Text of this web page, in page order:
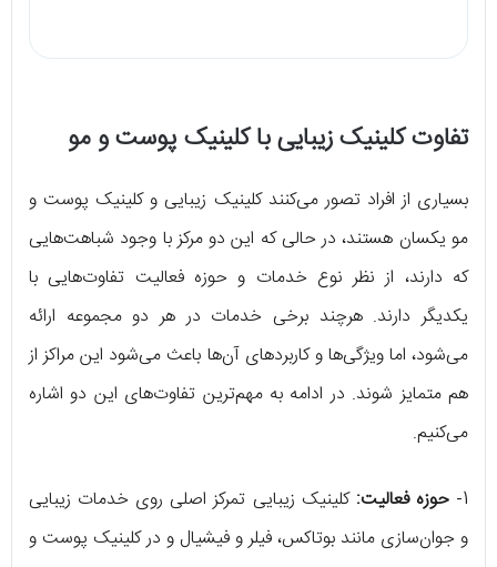
تفاوت کلینیک زیبایی با کلینیک پوست و مو
بسیاری از افراد تصور می‌کنند کلینیک زیبایی و کلینیک پوست و
مو یکسان هستند، در حالی که این دو مرکز با وجود شباهت‌هایی
که دارند، از نظر نوع خدمات و حوزه فعالیت تفاوت‌هایی با
یکدیگر دارند. هرچند برخی خدمات در هر دو مجموعه ارائه
می‌شود، اما ویژگی‌ها و کاربردهای آن‌ها باعث می‌شود این مراکز از
هم متمایز شوند. در ادامه به مهم‌ترین تفاوت‌های این دو اشاره
می‌کنیم.
1- حوزه فعالیت: کلینیک زیبایی تمرکز اصلی روی خدمات زیبایی
و جوان‌سازی مانند بوتاکس، فیلر و فیشیال و در کلینیک پوست و